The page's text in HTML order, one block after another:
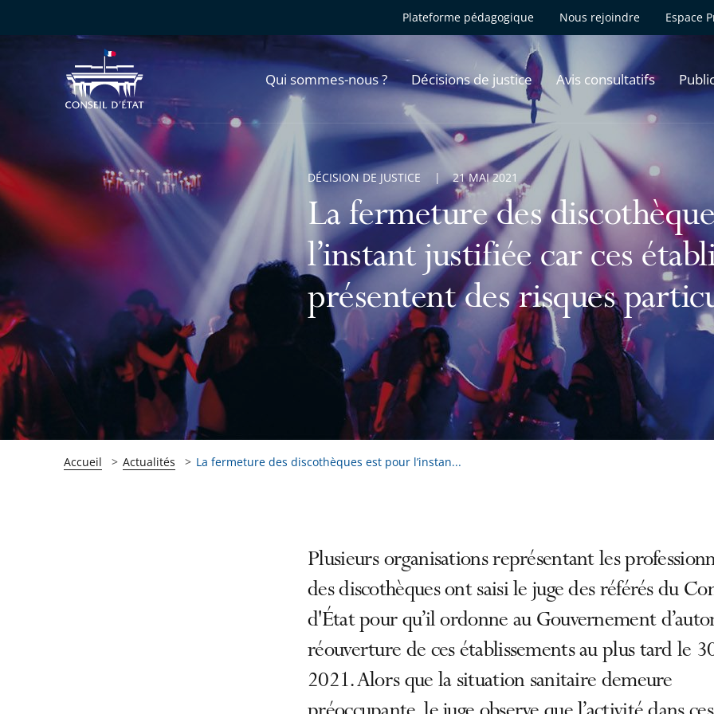
Plateforme pédagogique Nous rejoindre Espace
Qui sommes-nous ? Décisions de justice Avis consultatifs
La fermeture des
l’instant justifiée car ces
présentent des risques
DÉCISION DE JUSTICE 21 MAI 2021
Accueil Actualités La fermeture des discothèques est pour l’instan...
Plusieurs organisations représentant les
des discothèques ont saisi le juge des référés du
d'État pour qu’il ordonne au Gouvernement
réouverture de ces établissements au plus tard le
2021. Alors que la situation sanitaire demeure